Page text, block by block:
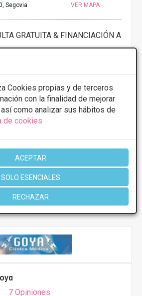
Cookies propias y de terceros
con la finalidad de mejorar
como analizar sus hábitos de
de cookies
ACEPTAR
SOLO ESENCIALES
RECHAZAR
Segovia VER MAPA
GRATUITA & FINANCIACIÓN A
5% de descuento *
PRESUPUESTO
- 14:00 17:00 - 20:00
- 14:00 17:00 - 20:00
- 14:00 17:00 - 20:00
- 14:00 17:00 - 20:00
7 Opiniones